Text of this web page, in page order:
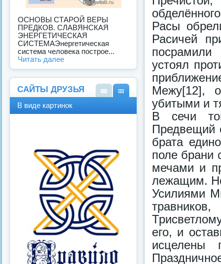
Расы
Расичей
устоял
Межу[12],
убитыми и
В сечи
Предвещий
брата
поле брани
мечами и
лежащим.
Усилиями
его, и
исцелены
ОСНОВЫ СТАРОЙ ВЕРЫ
ПРЕДКОВ. СЛАВЯНСКАЯ
ЭНЕРГЕТИЧЕСКАЯ
СИСТЕМАЭнергетическая
система человека построе...
Читать далее
САЙТЫ ДРУЗЬЯ
В виде картинок